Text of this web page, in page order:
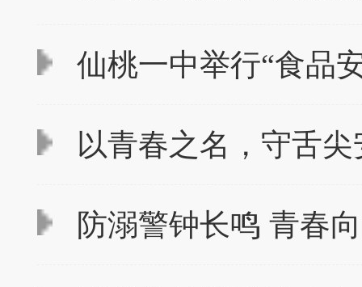
仙桃一中举行“食品
以青春之名，守舌
防溺警钟长鸣 青春